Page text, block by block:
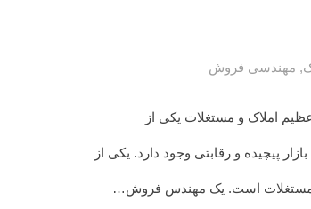
, مهندسی فروش
املاک و مستغلات یکی از
پیچیده و رقابتی وجود دارد. یکی از
و مستغلات است. یک مهندس فروش…